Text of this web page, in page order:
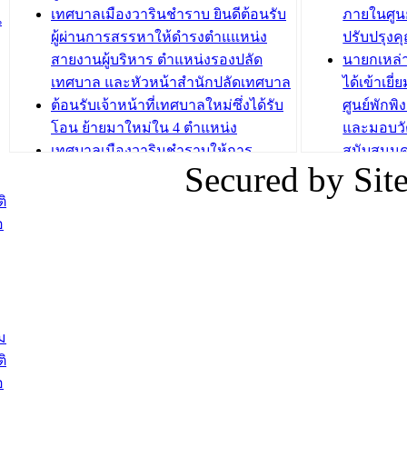
ถักทอผลิตภัณฑ์จากถุงพลาสติก)
บทความ อื่นๆ ...
ปรึกษาห
วัยของอ
บทความ อื่นๆ ...
เทศบาลเมืองวารินชำราบ ยินดีต้อนรับ
ผู้ผ่านการสรรหาให้ดำรงตำแแหน่ง
สายงานผู้บริหาร ตำแหน่งรองปลัด
เทศบาล และหัวหน้าสำนักปลัดเทศบาล
ต้อนรับเจ้าหน้าที่เทศบาลใหม่ซึ่งได้รับ
โอน ย้ายมาใหม่ใน 4 ตำแหน่ง
เทศบาลเมืองวารินชำราบให้การ
ต้อนรับพนักงานเทศบาลผู้ผ่านการ
สรรหาให้ดำรงตำแหน่งสายงานผู้
ภายในศู
ปรับปรุง
นายกเห
ได้เข้าเยี่
ศูนย์พักพิ
และมอบ
สนับสนุน
ภัยน้ำท่วม
ภาพบรร
Secured by